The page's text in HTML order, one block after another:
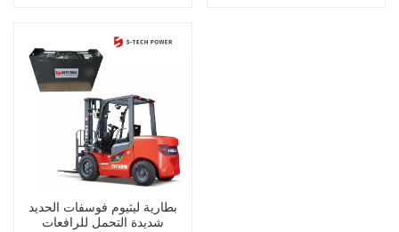
بطارية ليثيوم فوسفات الحديد
شديدة التحمل للرافعات